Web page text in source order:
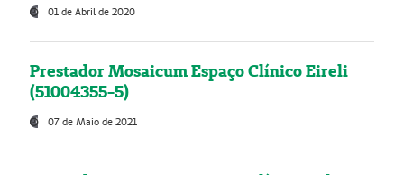
01 de Abril de 2020
Prestador Mosaicum Espaço Clínico Eireli
(51004355-5)
07 de Maio de 2021